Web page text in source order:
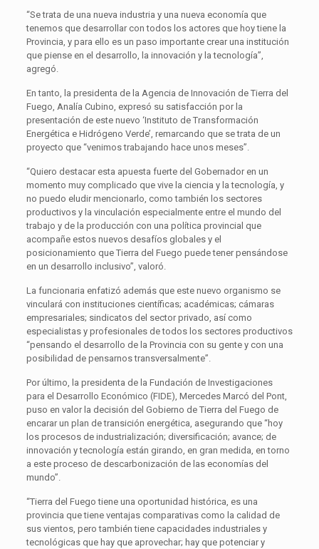
“Se trata de una nueva industria y una nueva economía que
tenemos que desarrollar con todos los actores que hoy tiene la
Provincia, y para ello es un paso importante crear una institución
que piense en el desarrollo, la innovación y la tecnología”,
agregó.
En tanto, la presidenta de la Agencia de Innovación de Tierra del
Fuego, Analía Cubino, expresó su satisfacción por la
presentación de este nuevo ‘Instituto de Transformación
Energética e Hidrógeno Verde’, remarcando que se trata de un
proyecto que “venimos trabajando hace unos meses”.
“Quiero destacar esta apuesta fuerte del Gobernador en un
momento muy complicado que vive la ciencia y la tecnología, y
no puedo eludir mencionarlo, como también los sectores
productivos y la vinculación especialmente entre el mundo del
trabajo y de la producción con una política provincial que
acompañe estos nuevos desafíos globales y el
posicionamiento que Tierra del Fuego puede tener pensándose
en un desarrollo inclusivo”, valoró.
La funcionaria enfatizó además que este nuevo organismo se
vinculará con instituciones científicas; académicas; cámaras
empresariales; sindicatos del sector privado, así como
especialistas y profesionales de todos los sectores productivos
“pensando el desarrollo de la Provincia con su gente y con una
posibilidad de pensarnos transversalmente”.
Por último, la presidenta de la Fundación de Investigaciones
para el Desarrollo Económico (FIDE), Mercedes Marcó del Pont,
puso en valor la decisión del Gobierno de Tierra del Fuego de
encarar un plan de transición energética, asegurando que “hoy
los procesos de industrialización; diversificación; avance; de
innovación y tecnología están girando, en gran medida, en torno
a este proceso de descarbonización de las economías del
mundo”.
“Tierra del Fuego tiene una oportunidad histórica, es una
provincia que tiene ventajas comparativas como la calidad de
sus vientos, pero también tiene capacidades industriales y
tecnológicas que hay que aprovechar; hay que potenciar y